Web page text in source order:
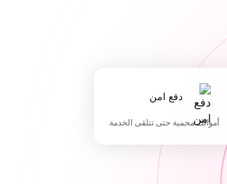
دفع امن
أموالك محمية حتى تتلقى الخدمة